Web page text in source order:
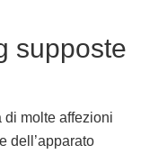
supposte
di molte affezioni
dell’apparato